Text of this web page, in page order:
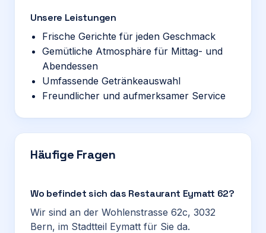
Unsere Leistungen
Frische Gerichte für jeden Geschmack
Gemütliche Atmosphäre für Mittag- und
Abendessen
Umfassende Getränkeauswahl
Freundlicher und aufmerksamer Service
Häufige Fragen
Wo befindet sich das Restaurant Eymatt 62?
Wir sind an der Wohlenstrasse 62c, 3032
Bern, im Stadtteil Eymatt für Sie da.